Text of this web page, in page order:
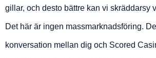
gillar, och desto bättre kan vi skräddarsy
Det här är ingen massmarknadsföring.
konversation mellan dig och Scored